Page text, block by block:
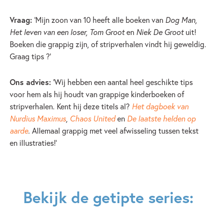
Vraag: ‘Mijn zoon van 10 heeft alle boeken van Dog Man,
Het leven van een loser, Tom Grooten Niek De Grootuit!
Boeken die grappig zijn, of stripverhalen vindt hij geweldig.
Graag tips ?’
Ons advies: ‘Wij hebben een aantal heel geschikte tips
voor hem als hij houdt van grappige kinderboeken of
stripverhalen. Kent hij deze titels al? Het dagboek van
Nurdius Maximus, Chaos Uniteden De laatste helden op
aarde. Allemaal grappig met veel afwisseling tussen tekst
en illustraties!’
Bekijk de getipte series: